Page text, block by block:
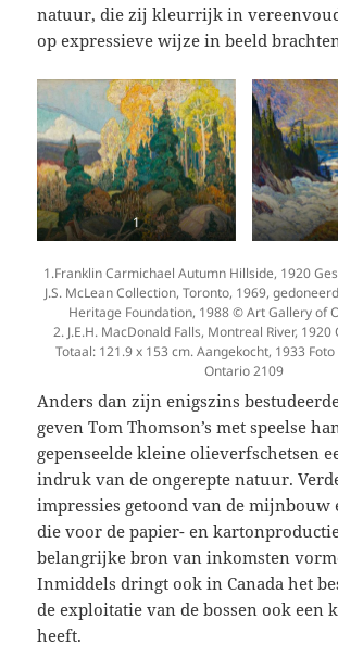
natuur, die zij kleurrijk in
op expressieve wijze in beeld
1
1.Franklin Carmichael Autumn Hillside, 1920
J.S. McLean Collection, Toronto, 1969,
Heritage Foundation, 1988 © Art Gallery of
2. J.E.H. MacDonald Falls, Montreal River,
Totaal: 121.9 x 153 cm. Aangekocht, 1933
Ontario 2109
Anders dan zijn enigszins
geven Tom Thomson’s met speelse
gepenseelde kleine olieverfschetsen
indruk van de ongerepte natuur.
impressies getoond van de mijnbouw
die voor de papier- en
belangrijke bron van inkomsten
Inmiddels dringt ook in Canada het
de exploitatie van de bossen ook een
heeft.